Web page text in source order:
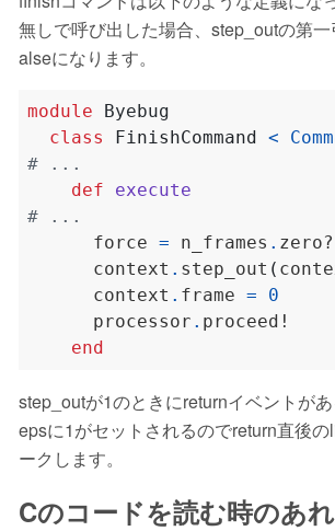
無しで呼び出した場合、step_outの第
alseになります。
module
Byebug
class
FinishCommand <
# ...
def
execute
# ...
      force
= n_frames . zero?
      context
. step_out (
      context
. frame =
0
      processor
.
end
step_outが1のときにreturnイベントが
epsに1がセットされるのでreturn直後
ークします。
Cのコードを読む時のあ